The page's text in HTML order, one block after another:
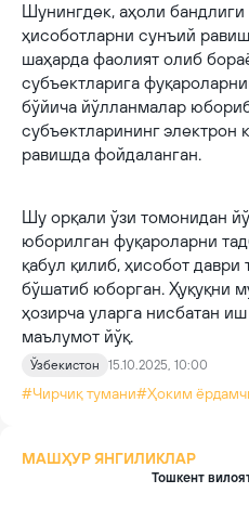
Шунингдек, аҳоли
ҳисоботларни сунъий
шаҳарда фаолият олиб
субъектларига
бўйича йўлланмалар
субъектларининг электрон
равишда фойдаланган.
Шу орқали ўзи томонидан
юборилган фуқароларни
қабул қилиб, ҳисобот даври
бўшатиб юборган. Ҳуқуқни
ҳозирча уларга нисбатан иш
маълумот йўқ.
Ўзбекистон 15.10.2025, 10:00
#Чирчиқ тумани#Ҳоким
МАШҲУР ЯНГИЛИКЛАР
Тошкент